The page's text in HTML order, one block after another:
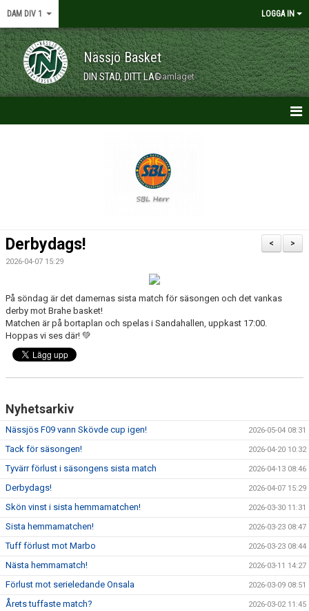
DAM DIV 1 LOGGA IN
Nässjö Basket
DIN STAD, DITT LAGDamlaget
MATCHER
FÖRSÄLJNING
>
<
Derbydags!
2026-04-07 15:29
På söndag är det damernas sista match för säsongen och det vankas
derby mot Brahe basket!
Matchen är på bortaplan och spelas i Sandahallen, uppkast 17:00.
Hoppas vi ses där! 💚
Nyhetsarkiv
Nässjös F09 vann Skövde cup igen! 2026-05-04 08:31
Tack för säsongen! 2026-04-20 10:32
Tyvärr förlust i säsongens sista match 2026-04-13 08:46
Derbydags! 2026-04-07 15:29
Skön vinst i sista hemmamatchen! 2026-03-30 11:31
Sista hemmamatchen! 2026-03-23 08:47
Tuff förlust mot Marbo 2026-03-23 08:44
Nästa hemmamatch! 2026-03-11 14:27
Förlust mot serieledande Onsala 2026-03-09 08:51
Årets tuffaste match? 2026-03-02 11:45